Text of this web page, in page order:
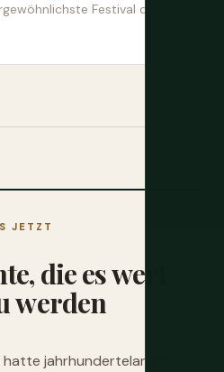
Festival der
JETZT
dieeswert
werden
jahrhundertelang auf